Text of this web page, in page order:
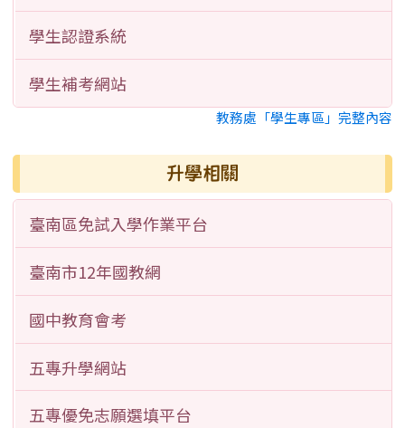
學生認證系統
學生補考網站
教務處「學生專區」完整內容
升學相關
臺南區免試入學作業平台
臺南市12年國教網
國中教育會考
五專升學網站
五專優免志願選填平台